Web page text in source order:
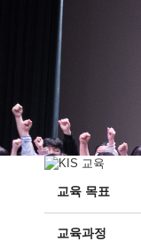
교육 목표
교육과정